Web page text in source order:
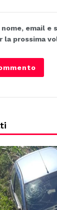
nome, email e
la prossima